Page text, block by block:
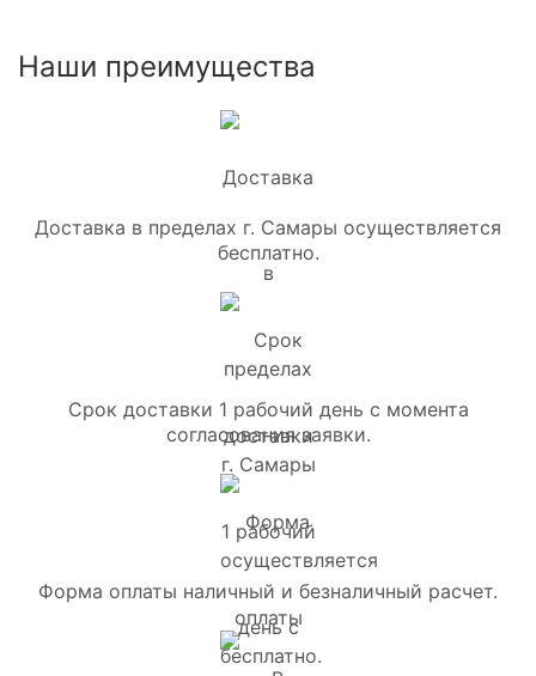
Наши преимущества
Доставка в пределах г. Самары осуществляется
бесплатно.
Срок доставки 1 рабочий день с момента
согласования заявки.
Форма оплаты наличный и безналичный расчет.